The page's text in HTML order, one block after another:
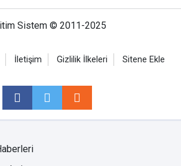
Sistem © 2011-2025
İletişim Gizlilik İlkeleri Sitene Ekle